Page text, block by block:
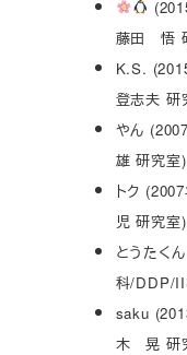
藤田 悟
K.S.
登志夫 研
やん
雄 研究室)
トク
児 研究室)
とうたく
科/DDP/
saku
木 晃 研